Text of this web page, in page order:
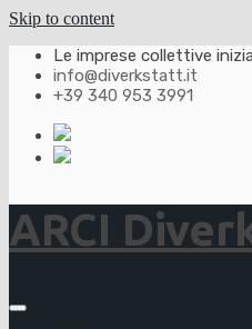
Skip to content
Le imprese collettive
info@diverkstatt.it
+39 340 953 3991
ARCI